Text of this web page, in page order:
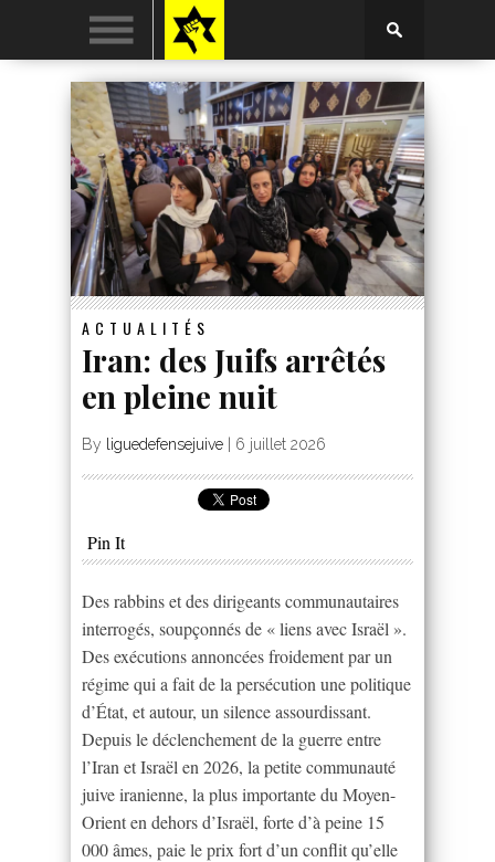
ACTUALITÉS
Iran: des Juifs arrêtés
en pleine nuit
By liguedefensejuive 6 juillet 2026
Pin It
Des rabbins et des dirigeants communautaires
interrogés, soupçonnés de « liens avec Israël ».
Des exécutions annoncées froidement par un
régime qui a fait de la persécution une politique
d’État, et autour, un silence assourdissant.
Depuis le déclenchement de la guerre entre
l’Iran et Israël en 2026, la petite communauté
juive iranienne, la plus importante du Moyen-
Orient en dehors d’Israël, forte d’à peine 15
000 âmes, paie le prix fort d’un conflit qu’elle